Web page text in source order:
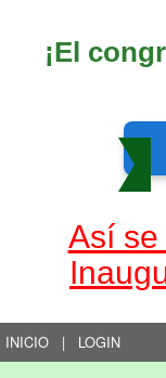
¡El
Así se
INICIO | LOGIN